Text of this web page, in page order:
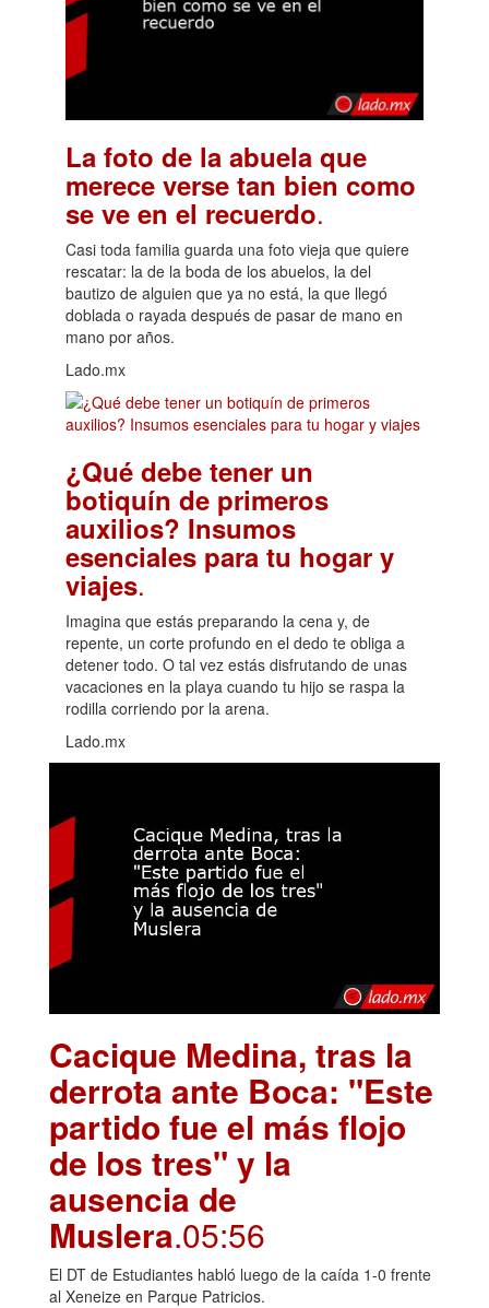
La foto de la abuela que
merece verse tan bien como
se ve en el recuerdo.
Casi toda familia guarda una foto vieja que quiere
rescatar: la de la boda de los abuelos, la del
bautizo de alguien que ya no está, la que llegó
doblada o rayada después de pasar de mano en
mano por años.
Lado.mx
¿Qué debe tener un
botiquín de primeros
auxilios? Insumos
esenciales para tu hogar y
viajes.
Imagina que estás preparando la cena y, de
repente, un corte profundo en el dedo te obliga a
detener todo. O tal vez estás disfrutando de unas
vacaciones en la playa cuando tu hijo se raspa la
rodilla corriendo por la arena.
Lado.mx
Cacique Medina, tras la
derrota ante Boca: "Este
partido fue el más flojo
de los tres" y la
ausencia de
Muslera.05:56
El DT de Estudiantes habló luego de la caída 1-0 frente
al Xeneize en Parque Patricios.